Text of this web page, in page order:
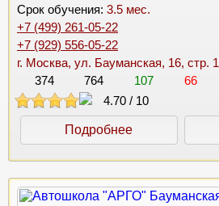
Срок обучения: 3.5 мес.
+7 (499) 261-05-22
+7 (929) 556-05-22
г. Москва, ул. Бауманская, 16, стр. 1
374
764 107
66
4.70 / 10
Подробнее